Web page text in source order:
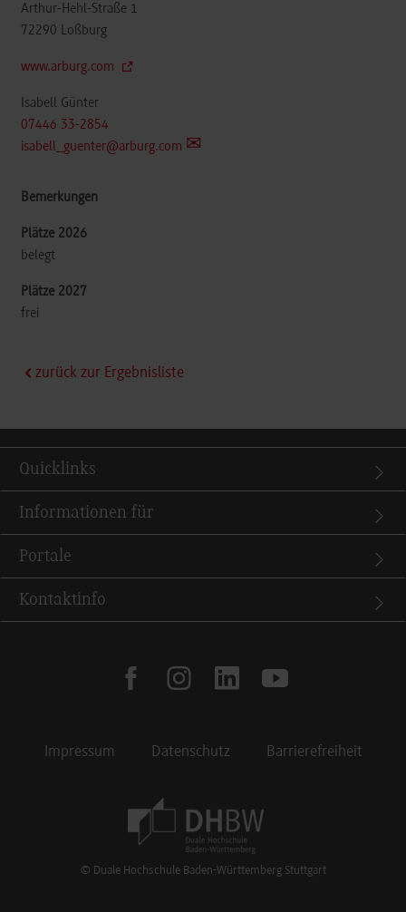
Arthur-Hehl-Straße 1
72290 Loßburg
www.arburg.com
Isabell Günter
07446 33-2854
isabell_guenter@arburg.com
belegt
frei
zurück zur Ergebnisliste
Quicklinks
Informationen für
Portale
Kontaktinfo
facebookinstagramlinkedinyoutube
Impressum Datenschutz Barrierefreiheit
© Duale Hochschule Baden-Württemberg Stuttgart